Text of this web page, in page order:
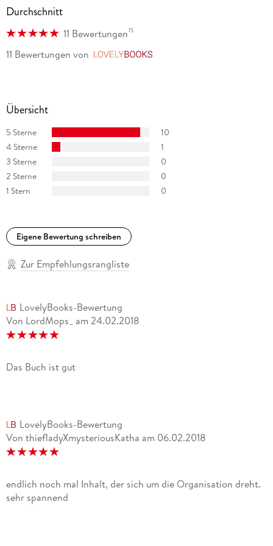
Durchschnitt
11 Bewertungen15
11 Bewertungen von
Übersicht
5 Sterne
10
4 Sterne
1
3 Sterne
0
2 Sterne
0
1 Stern
0
Eigene Bewertung schreiben
Zur Empfehlungsrangliste
LovelyBooks-Bewertung
Von LordMops_ am 24.02.2018
Das Buch ist gut
LovelyBooks-Bewertung
Von thiefladyXmysteriousKatha am 06.02.2018
endlich noch mal Inhalt, der sich um die Organisation dreht.
sehr spannend